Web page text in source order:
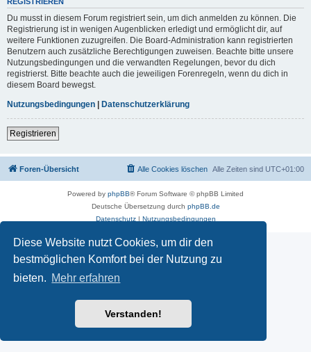
Diese Website nutzt Cookies, um dir den
bestmöglichen Komfort bei der Nutzung zu
bieten. Mehr erfahren
Verstanden!
REGISTRIEREN
Du musst in diesem Forum registriert sein, um dich anmelden zu können. Die
Registrierung ist in wenigen Augenblicken erledigt und ermöglicht dir, auf
weitere Funktionen zuzugreifen. Die Board-Administration kann registrierten
Benutzern auch zusätzliche Berechtigungen zuweisen. Beachte bitte unsere
Nutzungsbedingungen und die verwandten Regelungen, bevor du dich
registrierst. Bitte beachte auch die jeweiligen Forenregeln, wenn du dich in
diesem Board bewegst.
Nutzungsbedingungen | Datenschutzerklärung
Registrieren
Foren-Übersicht Alle Zeiten sind UTC+01:00
Alle Cookies löschen
Powered by phpBB® Forum Software © phpBB Limited
Deutsche Übersetzung durch phpBB.de
Datenschutz| Nutzungsbedingungen